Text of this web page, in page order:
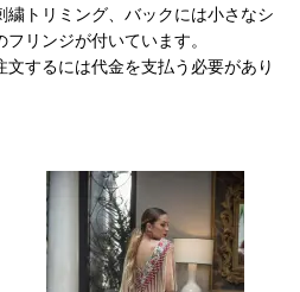
繍トリミング、バックには小さなシ
リンジが付いています。
文するには代金を支払う必要があり